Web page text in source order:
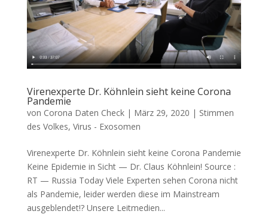
Virenexperte Dr. Köhnlein sieht keine Corona
Pandemie
von Corona Daten Check| März 29, 2020 | Stimmen
des Volkes, Virus - Exosomen
Virenexperte Dr. Köhnlein sieht keine Corona Pandemie
Kei­ne Epi­de­mie in Sicht — Dr. Claus Köhnlein! Source :
RT — Rus­sia Today Vie­le Exper­ten sehen Coro­na nicht
als Pan­de­mie, lei­der wer­den die­se im Main­stream
ausgeblendet!? Unse­re Leit­me­di­en...